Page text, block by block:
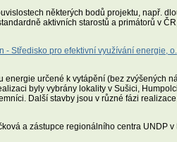
některých bodů projektu, např.
aktivních starostů a primátorů v
- Středisko pro efektivní využívání energie,
určené k vytápění (bez zvýšených
byly vybrány lokality v Sušici,
Další stavby jsou v různé fázi
a zástupce regionálního centra UNDP